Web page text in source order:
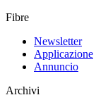
Fibre
Newsletter
Applicazione
Annuncio
Archivi